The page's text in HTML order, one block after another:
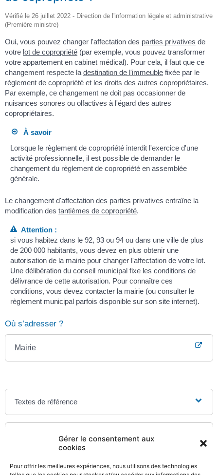
Gérer le consentement aux
cookies
Pour offrir les meilleures expériences, nous utilisons des technologies
Vérifié le 26 juillet 2022 - Direction de l'information légale et administrative
(Première ministre)
Oui, vous pouvez changer l'affectation des parties privatives de
votre lot de copropriété (par exemple, vous pouvez transformer
votre appartement en cabinet médical). Pour cela, il faut que ce
changement respecte la destination de l'immeuble fixée par le
règlement de copropriété et les droits des autres copropriétaires.
Par exemple, ce changement ne doit pas occasionner de
nuisances sonores ou olfactives à l'égard des autres
copropriétaires.
À savoir
Lorsque le règlement de copropriété interdit l'exercice d'une
activité professionnelle, il est possible de demander le
changement du règlement de copropriété en assemblée
générale.
Le changement d'affectation des parties privatives entraîne la
modification des tantièmes de copropriété.
Attention :
si vous habitez dans le 92, 93 ou 94 ou dans une ville de plus
de 200 000 habitants, vous devez en plus obtenir une
autorisation de la mairie pour changer l'affectation de votre lot.
Une délibération du conseil municipal fixe les conditions de
délivrance de cette autorisation. Pour connaître ces
conditions, vous devez contacter la mairie (ou consulter le
règlement municipal parfois disponible sur son site internet).
Où s’adresser ?
Mairie
Textes de référence
Logement